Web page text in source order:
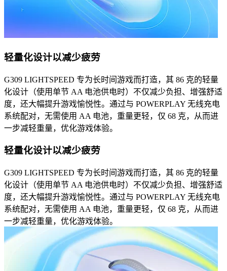
轻量化设计以减少疲劳
G309 LIGHTSPEED 专为长时间游戏而打造，其 86 克的轻量
化设计（使用单节 AA 电池供电时）不仅减少负担、增强舒适
度，还大幅提升游戏愉悦性。通过与 POWERPLAY 无线充电
系统配对，无需使用 AA 电池，重量更轻，仅 68 克，从而进
一步减轻重量，优化游戏体验。
轻量化设计以减少疲劳
G309 LIGHTSPEED 专为长时间游戏而打造，其 86 克的轻量
化设计（使用单节 AA 电池供电时）不仅减少负担、增强舒适
度，还大幅提升游戏愉悦性。通过与 POWERPLAY 无线充电
系统配对，无需使用 AA 电池，重量更轻，仅 68 克，从而进
一步减轻重量，优化游戏体验。